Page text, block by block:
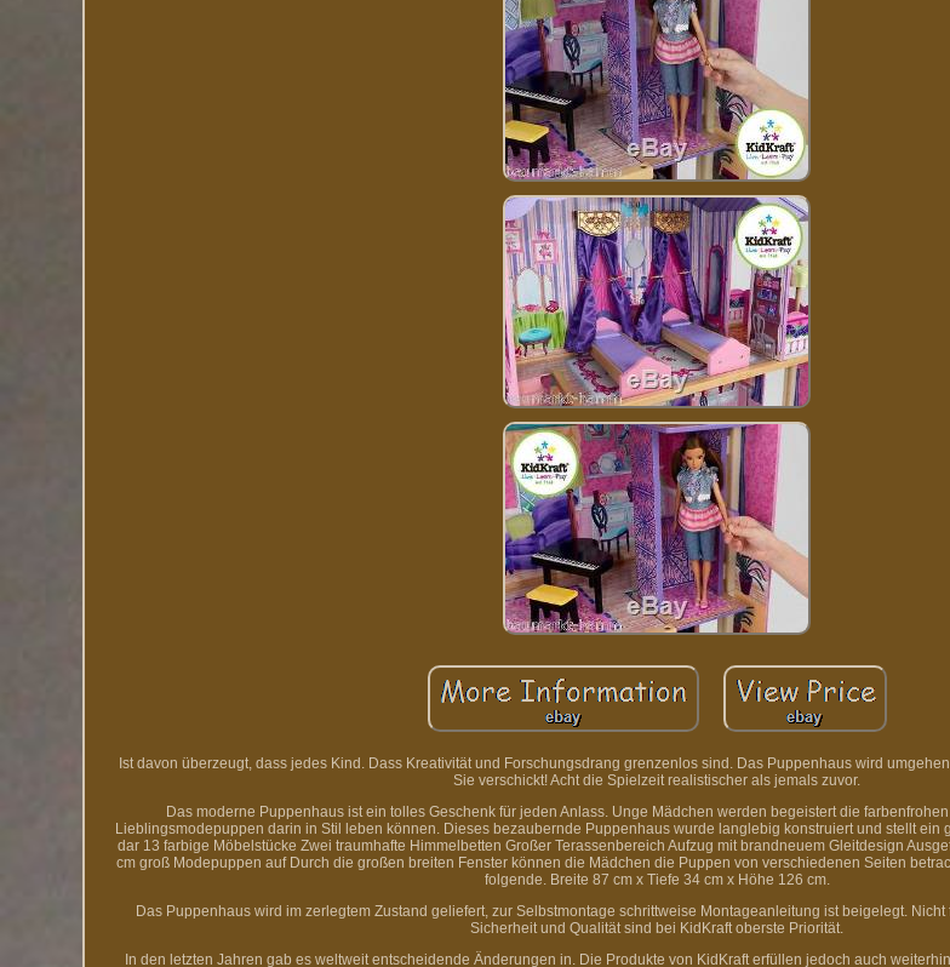
Ist davon überzeugt, dass jedes Kind. Dass Kreativität und Forschungsdrang grenzenlos sind. Das Puppenhaus wird
Sie verschickt! Acht die Spielzeit realistischer als jemals zuvor.
Das moderne Puppenhaus ist ein tolles Geschenk für jeden Anlass. Unge Mädchen werden begeistert die
Lieblingsmodepuppen darin in Stil leben können. Dieses bezaubernde Puppenhaus wurde langlebig konstruiert und stellt ein
dar 13 farbige Möbelstücke Zwei traumhafte Himmelbetten Großer Terassenbereich Aufzug mit brandneuem Gleitdesign
cm groß Modepuppen auf Durch die großen breiten Fenster können die Mädchen die Puppen von verschiedenen Seiten
folgende. Breite 87 cm x Tiefe 34 cm x Höhe 126 cm.
Das Puppenhaus wird im zerlegtem Zustand geliefert, zur Selbstmontage schrittweise Montageanleitung ist beigelegt.
Sicherheit und Qualität sind bei KidKraft oberste Priorität.
In den letzten Jahren gab es weltweit entscheidende Änderungen in. Die Produkte von KidKraft erfüllen jedoch auch